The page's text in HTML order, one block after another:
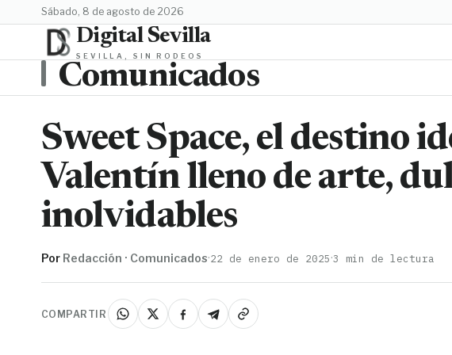
sábado, 8 de agosto de 2026
Digital Sevilla
SEVILLA, SIN RODEOS
Comunicados
Sweet Space, el destino
Valentín lleno de arte,
inolvidables
Por Redacción · Comunicados·22 de enero de 2025·3 min de lectura
COMPARTIR